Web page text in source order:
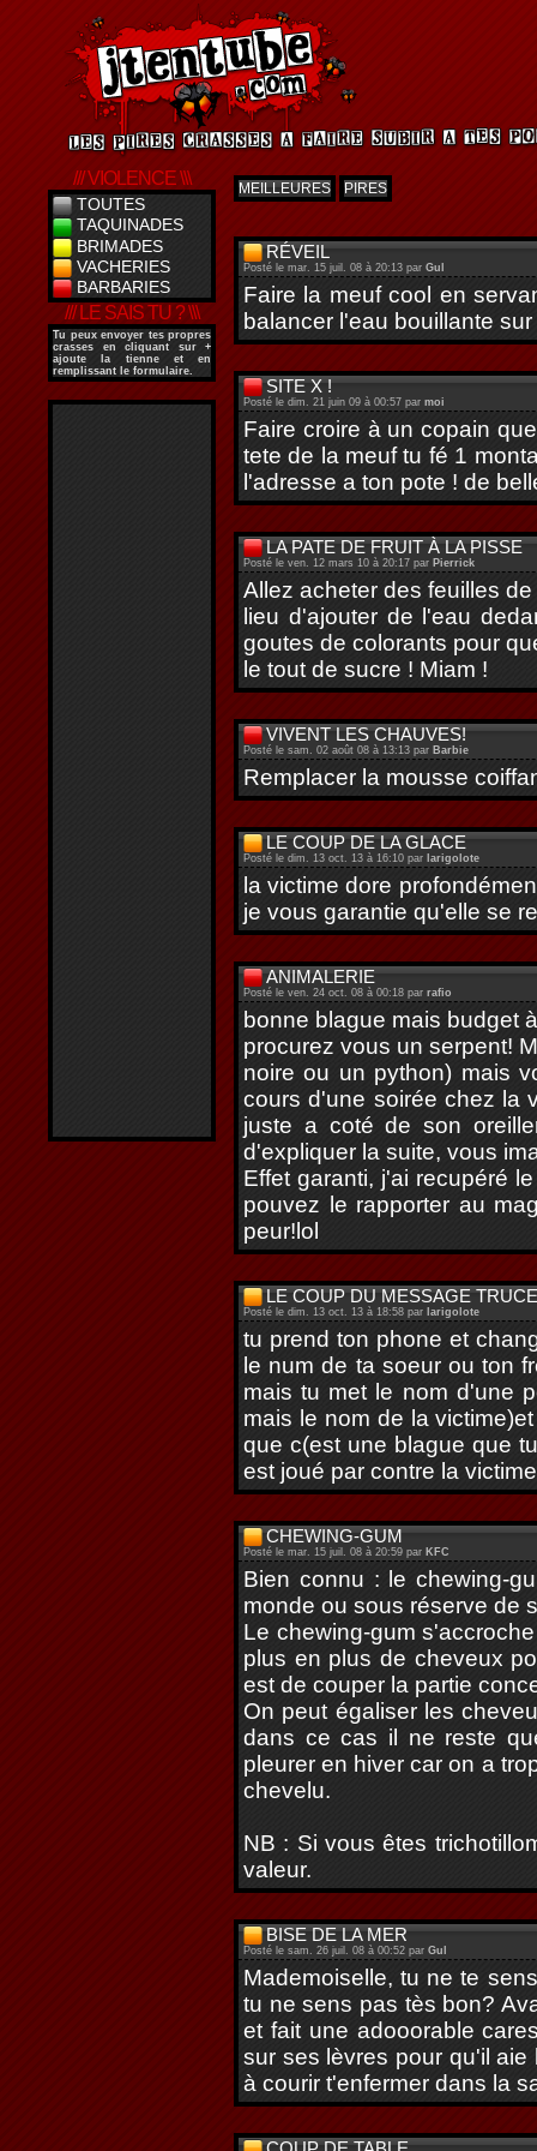
/// VIOLENCE \\\
TOUTES
TAQUINADES
BRIMADES
VACHERIES
BARBARIES
/// LE SAIS TU ? \\\
Tu peux envoyer tes propres
crasses en cliquant sur +
ajoute la tienneet en
remplissant le formulaire.
MEILLEURES PIRES
RÉVEIL
Posté le mar. 15 juil. 08 à 20:13 par Gul
Faire la meuf cool en
balancer l'eau bouillante
SITE X !
Posté le dim. 21 juin 09 à 00:57 par moi
Faire croire à un copain
tete de la meuf tu fé 1
l'adresse a ton pote ! de
LA PATE DE FRUIT À LA PISSE
Posté le ven. 12 mars 10 à 20:17 par Pierrick
Allez acheter des feuilles
lieu d'ajouter de l'eau
goutes de colorants pour
le tout de sucre ! Miam !
VIVENT LES CHAUVES!
Posté le sam. 02 août 08 à 13:13 par Barbie
Remplacer la mousse
LE COUP DE LA GLACE
Posté le dim. 13 oct. 13 à 16:10 par larigolote
la victime dore
je vous garantie qu'elle se
ANIMALERIE
Posté le ven. 24 oct. 08 à 00:18 par rafio
bonne blague mais budget
procurez vous un serpent!
noire ou un python) mais
cours d'une soirée chez la
juste a coté de son
d'expliquer la suite, vous
Effet garanti, j'ai recupéré
pouvez le rapporter au
peur!lol
LE COUP DU MESSAGE
Posté le dim. 13 oct. 13 à 18:58 par larigolote
tu prend ton phone et
le num de ta soeur ou ton
mais tu met le nom d'une
mais le nom de la
que c(est une blague que
est joué par contre la
CHEWING-GUM
Posté le mar. 15 juil. 08 à 20:59 par KFC
Bien connu : le chewing-
monde ou sous réserve de
Le chewing-gum
plus en plus de cheveux
est de couper la partie
On peut égaliser les
dans ce cas il ne reste
pleurer en hiver car on a
chevelu.
NB : Si vous êtes
valeur.
BISE DE LA MER
Posté le sam. 26 juil. 08 à 00:52 par Gul
Mademoiselle, tu ne te
tu ne sens pas tès bon?
et fait une adooorable
sur ses lèvres pour qu'il
à courir t'enfermer dans la